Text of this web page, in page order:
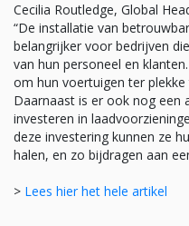
Cecilia Routledge, Global
“De installatie van
belangrijker voor bedrijven
van hun personeel en
om hun voertuigen ter
Daarnaast is er ook nog een
investeren in
deze investering kunnen ze
halen, en zo bijdragen aan
> Lees hier het hele artikel